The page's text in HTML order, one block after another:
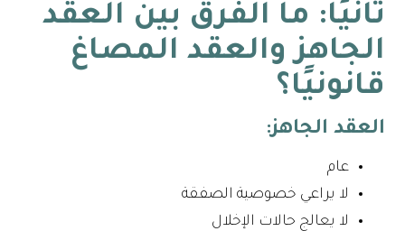
ثانيًا: ما الفرق بين العقد
الجاهز والعقد المصاغ
قانونيًا؟
العقد الجاهز:
عام
لا يراعي خصوصية الصفقة
لا يعالج حالات الإخلال